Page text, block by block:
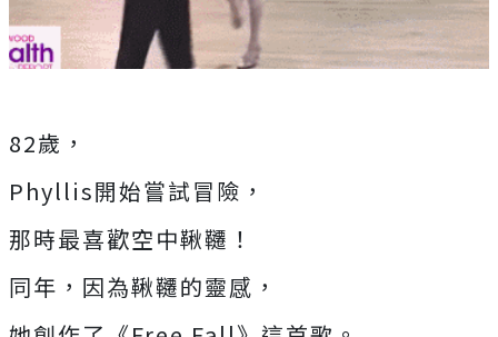
82歲，
Phyllis開始嘗試冒險，
那時最喜歡空中鞦韆！
同年，因為鞦韆的靈感，